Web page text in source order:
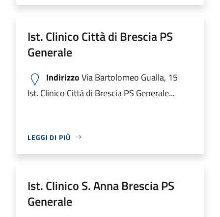
Ist. Clinico Città di Brescia PS
Generale
IndirizzoVia Bartolomeo Gualla, 15
Ist. Clinico Città di Brescia PS Generale...
LEGGI DI PIÙ
Ist. Clinico S. Anna Brescia PS
Generale